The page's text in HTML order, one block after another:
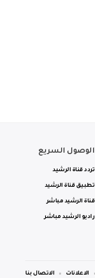
الوصول السريع
تردد قناة الرشيد
تطبيق قناة الرشيد
قناة الرشيد مباشر
راديو الرشيد مباشر
الاعلانات الاتصال بنا